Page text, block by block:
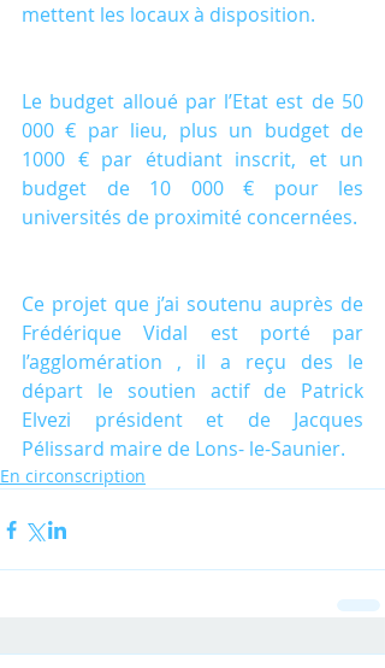
mettent les locaux à disposition.
Le budget alloué par l’Etat est de 50
000 € par lieu, plus un budget de
1000 € par étudiant inscrit, et un
budget de 10 000 € pour les
universités de proximité concernées.
Ce projet que j’ai soutenu auprès de
Frédérique Vidal est porté par
l’agglomération , il a reçu des le
départ le soutien actif de Patrick
Elvezi président et de Jacques
Pélissard maire de Lons- le-Saunier.
En circonscription